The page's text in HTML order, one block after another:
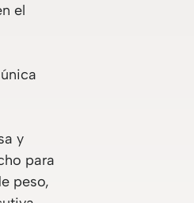
el
y
para
peso,